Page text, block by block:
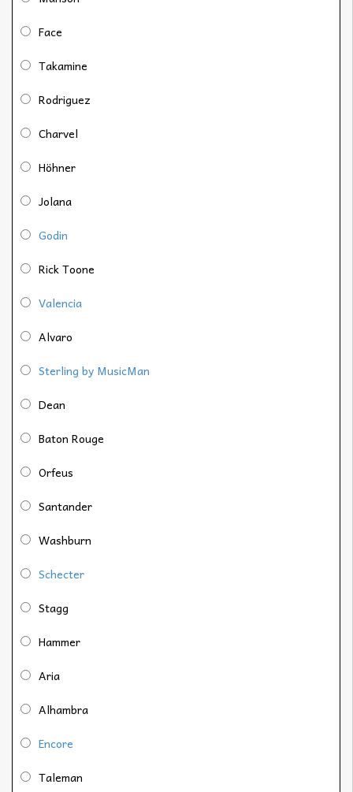
Face
Takamine
Rodriguez
Charvel
Höhner
Jolana
Godin
Rick Toone
Valencia
Alvaro
Sterling by MusicMan
Dean
Baton Rouge
Orfeus
Santander
Washburn
Schecter
Stagg
Hammer
Aria
Alhambra
Encore
Taleman